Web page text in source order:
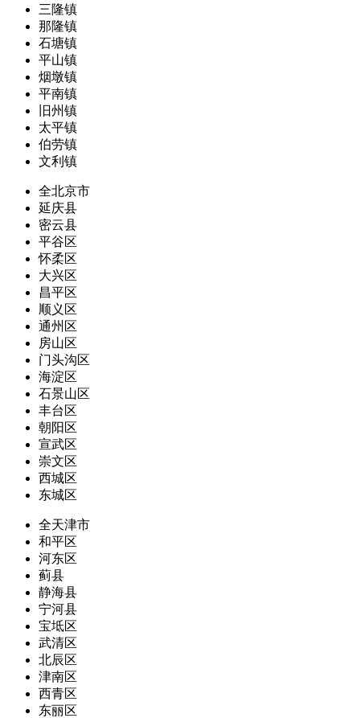
三隆镇
那隆镇
石塘镇
平山镇
烟墩镇
平南镇
旧州镇
太平镇
伯劳镇
文利镇
全北京市
延庆县
密云县
平谷区
怀柔区
大兴区
昌平区
顺义区
通州区
房山区
门头沟区
海淀区
石景山区
丰台区
朝阳区
宣武区
崇文区
西城区
东城区
全天津市
和平区
河东区
蓟县
静海县
宁河县
宝坻区
武清区
北辰区
津南区
西青区
东丽区